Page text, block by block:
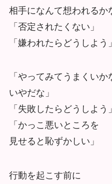
相手になんて想われるか
「否定されたくない」
「嫌われたらどうしよう」
「やってみてうまくいか
いやだな」
「失敗したらどうしよう」
「かっこ悪いところを
見せると恥ずかしい」
行動を起こす前に